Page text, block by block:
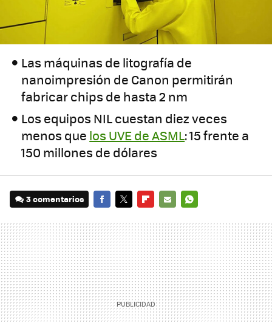
Las máquinas de litografía de
nanoimpresión de Canon permitirán
fabricar chips de hasta 2 nm
Los equipos NIL cuestan diez veces
menos que los UVE de ASML: 15 frente a
150 millones de dólares
3 comentarios
MAIL